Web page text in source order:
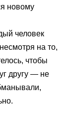
новому
человек
на то,
чтобы
другу — не